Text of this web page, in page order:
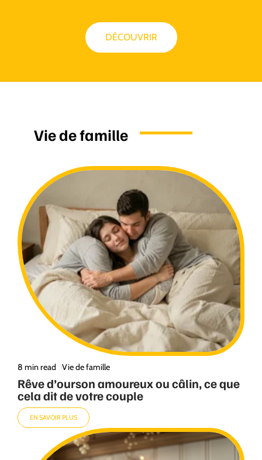
DÉCOUVRIR
Vie de famille
8 min read Vie de famille
Rêve d’ourson amoureux ou câlin, ce que
cela dit de votre couple
EN SAVOIR PLUS